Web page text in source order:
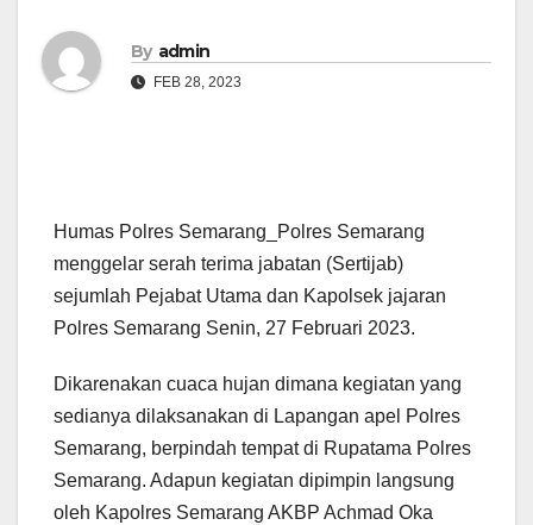
By admin
FEB 28, 2023
Humas Polres Semarang_Polres Semarang
menggelar serah terima jabatan (Sertijab)
sejumlah Pejabat Utama dan Kapolsek jajaran
Polres Semarang Senin, 27 Februari 2023.
Dikarenakan cuaca hujan dimana kegiatan yang
sedianya dilaksanakan di Lapangan apel Polres
Semarang, berpindah tempat di Rupatama Polres
Semarang. Adapun kegiatan dipimpin langsung
oleh Kapolres Semarang AKBP Achmad Oka